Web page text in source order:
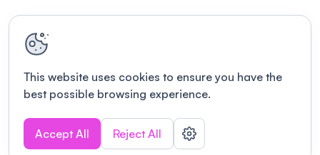
This website uses cookies to ensure you have the
best possible browsing experience.
Accept All Reject All